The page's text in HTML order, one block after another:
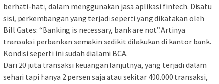
berhati-hati, dalam menggunakan jasa aplikasi fintech. Disatu
sisi, perkembangan yang terjadi seperti yang dikatakan oleh
Bill Gates: “Banking is necessary, bank are not”.Artinya
transaksi perbankan semakin sedikit dilakukan di kantor bank.
Kondisi seperti ini sudah dialami BCA.
Dari 20 juta transaksi keuangan lanjutnya, yang terjadi dalam
sehari tapi hanya 2 persen saja atau sekitar 400.000 transaksi,